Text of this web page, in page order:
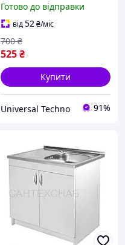
вінтажному стилі з
металу чорно-білий
кручений плетений
гнучкий
Готово до відправки
від52₴/міс
525₴
700 ₴
Купити
Universal Techno 91%